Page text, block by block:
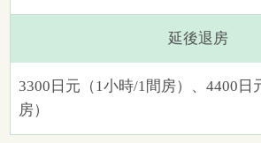
延後退房
3300日元（1小時/1間房）、4400日
房）